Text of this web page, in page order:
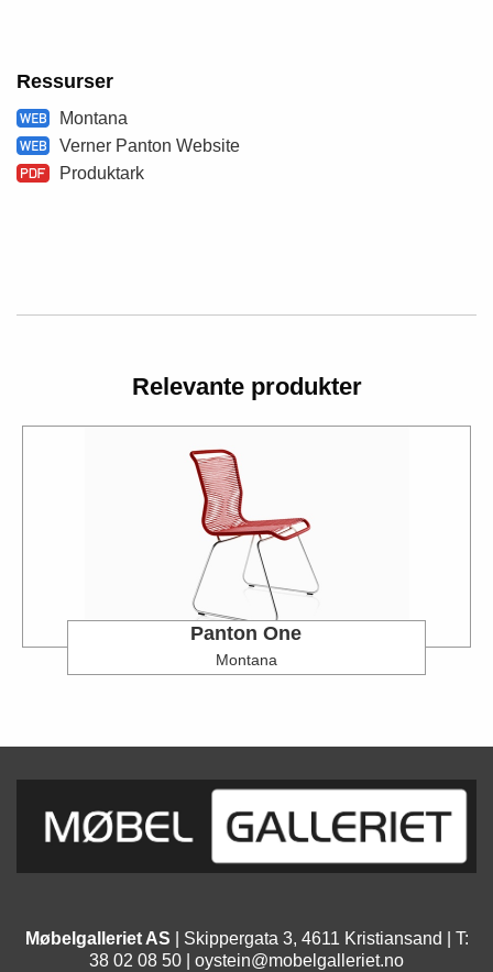
Ressurser
Montana
Verner Panton Website
Produktark
Relevante produkter
Panton One
Montana
Møbelgalleriet AS | Skippergata 3, 4611 Kristiansand | T:
38 02 08 50 | oystein@mobelgalleriet.no